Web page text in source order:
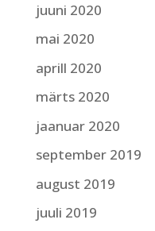
juuni 2020
mai 2020
aprill 2020
märts 2020
jaanuar 2020
september 2019
august 2019
juuli 2019